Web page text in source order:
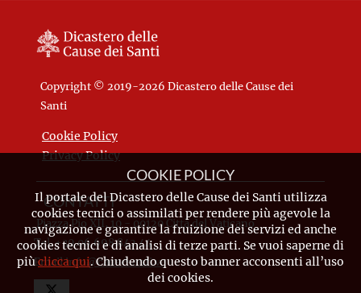
Copyright © 2019-2026 Dicastero delle Cause dei
Santi
Cookie Policy
Privacy Policy
CONTATTI
Piazza Pio XII, 10 - 00120 Città del Vaticano
Tel. +39.06.698.842.44
Emailinfo@causesanti.va
COOKIE POLICY
Il portale del Dicastero delle Cause dei Santi utilizza
cookies tecnici o assimilati per rendere più agevole la
navigazione e garantire la fruizione dei servizi ed anche
cookies tecnici e di analisi di terze parti. Se vuoi saperne di
piùclicca qui. Chiudendo questo banner acconsenti all’uso
dei cookies.